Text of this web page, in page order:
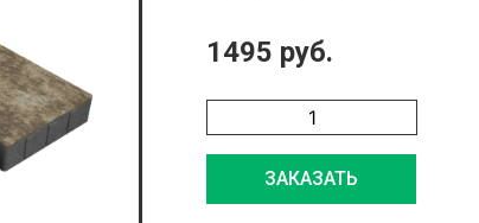
1495 руб.
ЗАКАЗАТЬ